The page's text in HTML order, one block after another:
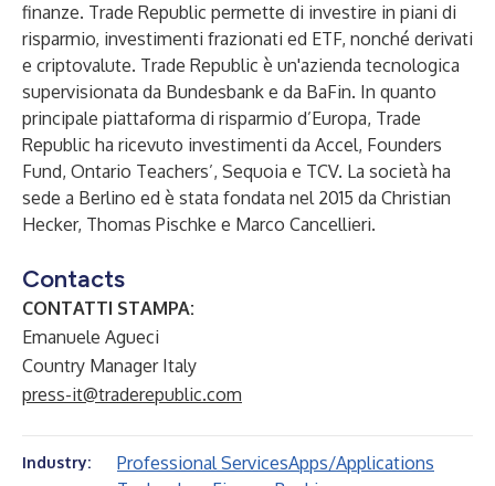
finanze. Trade Republic permette di investire in piani di
risparmio, investimenti frazionati ed ETF, nonché derivati
e criptovalute. Trade Republic è un'azienda tecnologica
supervisionata da Bundesbank e da BaFin. In quanto
principale piattaforma di risparmio d’Europa, Trade
Republic ha ricevuto investimenti da Accel, Founders
Fund, Ontario Teachers’, Sequoia e TCV. La società ha
sede a Berlino ed è stata fondata nel 2015 da Christian
Hecker, Thomas Pischke e Marco Cancellieri.
Contacts
CONTATTI STAMPA:
Emanuele Agueci
Country Manager Italy
press-it@traderepublic.com
Industry: Professional ServicesApps/Applications